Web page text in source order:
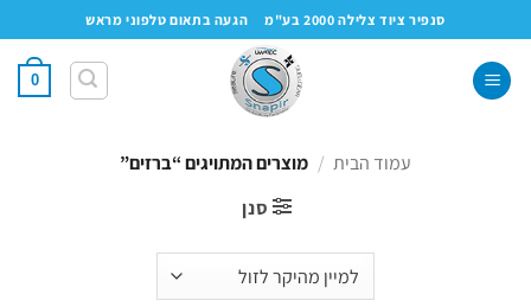
to
content
סנפיר ציוד צלילה 2000 בע"מ הגעה בתאום טלפוני מראש
0
עמוד הבית / מוצרים המתויגים “ברזים”
סנן